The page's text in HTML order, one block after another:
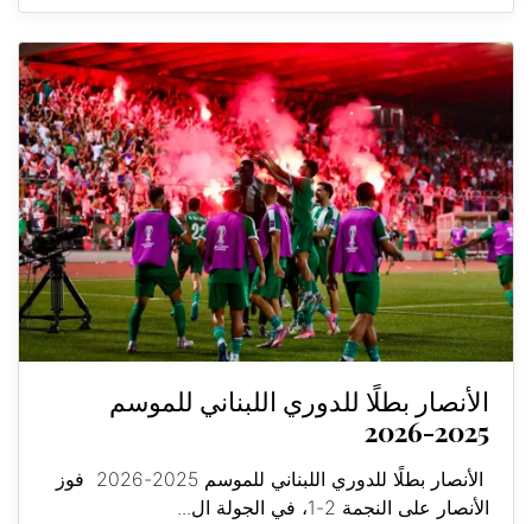
الأنصار بطلًا للدوري اللبناني للموسم
2025-2026
الأنصار بطلًا للدوري اللبناني للموسم 2025-2026 فوز
الأنصار على النجمة 2-1، في الجولة ال...